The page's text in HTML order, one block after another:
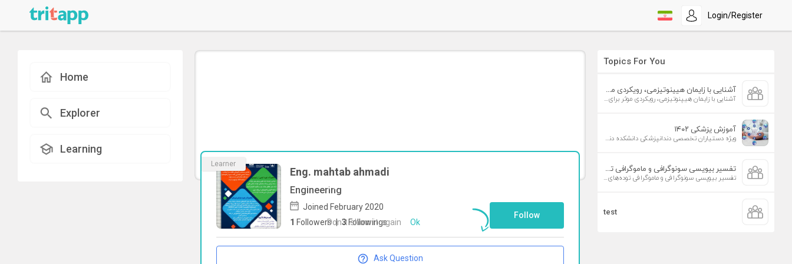
Login/Register
Home
Explorer
Learning
Learner
Eng. mahtab ahmadi
Engineering
Joined February 2020
1 Followers | 3 Followings
Follow
Ask Question
Topics For You
آشنایی با زایمان هیپنوتیزمی، رویکردی موثر برای افزایش تمایل به زایمان طبیعی
آشنایی با زایمان هیپنوتیزمی، رویکردی موثر برای افزایش تمایل به زایمان طبیعی
آموزش پزشکی ۱۴۰۲
ویژه دستیاران تخصصی دندانپزشکی دانشکده دندانپزشکی دانشگاه علوم پزشکی تهران
تفسیر بیوپسی سونوگرافی و ماموگرافی توده‌های پستان
تفسیر بیوپسی سونوگرافی و ماموگرافی توده‌های پستان
test
To start direct chat with
ahmadi
Click here
Don`t show it again Ok